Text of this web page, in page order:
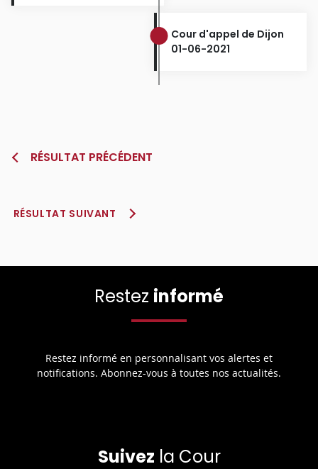
Cour d'appel de Dijon
01-06-2021
RÉSULTAT PRÉCÉDENT
RÉSULTAT SUIVANT
Restez informé
Restez informé en personnalisant vos alertes et
notifications. Abonnez-vous à toutes nos actualités.
Suivez la Cour